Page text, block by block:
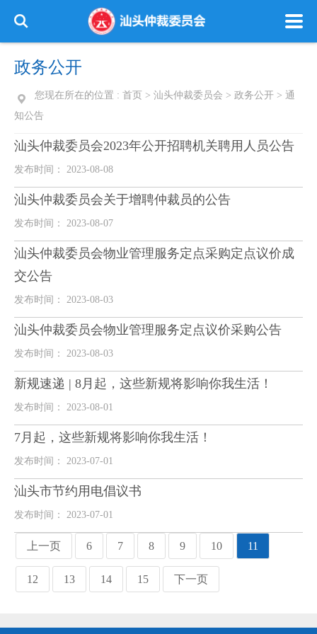
政务公开
您现在所在的位置 : 首页 > 汕头仲裁委员会 > 政务公开 > 通
知公告
汕头仲裁委员会2023年公开招聘机关聘用人员公告
发布时间： 2023-08-08
汕头仲裁委员会关于增聘仲裁员的公告
发布时间： 2023-08-07
汕头仲裁委员会物业管理服务定点采购定点议价成
交公告
发布时间： 2023-08-03
汕头仲裁委员会物业管理服务定点议价采购公告
发布时间： 2023-08-03
新规速递 | 8月起，这些新规将影响你我生活！
发布时间： 2023-08-01
7月起，这些新规将影响你我生活！
发布时间： 2023-07-01
汕头市节约用电倡议书
发布时间： 2023-07-01
上一页 6 7 8 9 10 11
12 13 14 15 下一页